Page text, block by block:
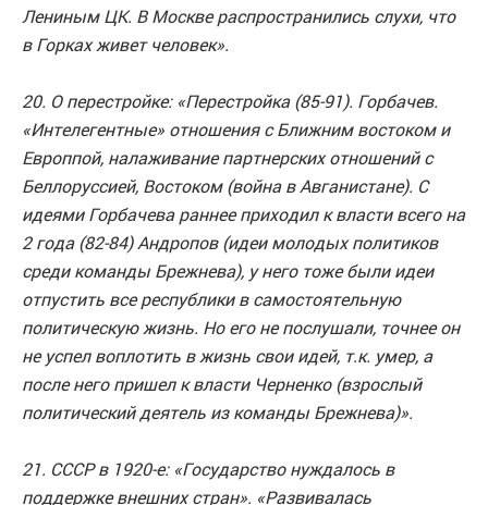
Лениным ЦК. В Москве распространились слухи, что
в Горках живет человек».
20. О перестройке: «Перестройка (85-91). Горбачев.
«Интелегентные» отношения с Ближним востоком и
Европпой, налаживание партнерских отношений с
Беллоруссией, Востоком (война в Авганистане). С
идеями Горбачева раннее приходил к власти всего на
2 года (82-84) Андропов (идеи молодых политиков
среди команды Брежнева), у него тоже были идеи
отпустить все республики в самостоятельную
политическую жизнь. Но его не послушали, точнее он
не успел воплотить в жизнь свои идей, т.к. умер, а
после него пришел к власти Черненко (взрослый
политический деятель из команды Брежнева)».
21. СССР в 1920-е: «Государство нуждалось в
поддержке внешних стран». «Развивалась